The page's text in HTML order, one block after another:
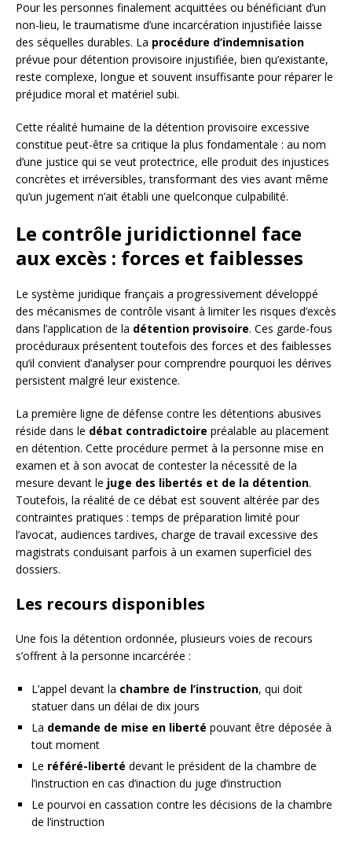
Pour les personnes finalement acquittées ou bénéficiant d’un
non-lieu, le traumatisme d’une incarcération injustifiée laisse
des séquelles durables. La procédure d’indemnisation
prévue pour détention provisoire injustifiée, bien qu’existante,
reste complexe, longue et souvent insuffisante pour réparer le
préjudice moral et matériel subi.
Cette réalité humaine de la détention provisoire excessive
constitue peut-être sa critique la plus fondamentale : au nom
d’une justice qui se veut protectrice, elle produit des injustices
concrètes et irréversibles, transformant des vies avant même
qu’un jugement n’ait établi une quelconque culpabilité.
Le contrôle juridictionnel face
aux excès : forces et faiblesses
Le système juridique français a progressivement développé
des mécanismes de contrôle visant à limiter les risques d’excès
dans l’application de la détention provisoire. Ces garde-fous
procéduraux présentent toutefois des forces et des faiblesses
qu’il convient d’analyser pour comprendre pourquoi les dérives
persistent malgré leur existence.
La première ligne de défense contre les détentions abusives
réside dans le débat contradictoire préalable au placement
en détention. Cette procédure permet à la personne mise en
examen et à son avocat de contester la nécessité de la
mesure devant le juge des libertés et de la détention.
Toutefois, la réalité de ce débat est souvent altérée par des
contraintes pratiques : temps de préparation limité pour
l’avocat, audiences tardives, charge de travail excessive des
magistrats conduisant parfois à un examen superficiel des
dossiers.
Les recours disponibles
Une fois la détention ordonnée, plusieurs voies de recours
s’offrent à la personne incarcérée :
L’appel devant la chambre de l’instruction, qui doit
statuer dans un délai de dix jours
La demande de mise en liberté pouvant être déposée à
tout moment
Le référé-liberté devant le président de la chambre de
l’instruction en cas d’inaction du juge d’instruction
Le pourvoi en cassation contre les décisions de la chambre
de l’instruction